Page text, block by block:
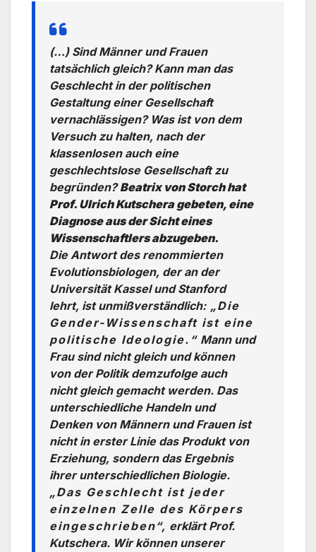
(…) Sind Männer und Frauen
tatsächlich gleich? Kann man das
Geschlecht in der politischen
Gestaltung einer Gesellschaft
vernachlässigen? Was ist von dem
Versuch zu halten, nach der
klassenlosen auch eine
geschlechtslose Gesellschaft zu
begründen?Beatrix von Storch hat
Prof. Ulrich Kutschera gebeten, eine
Diagnose aus der Sicht eines
Wissenschaftlers abzugeben.
Die Antwort des renommierten
Evolutionsbiologen, der an der
Universität Kassel und Stanford
lehrt, ist unmißverständlich:„Die
Gender-Wissenschaft ist eine
politische Ideologie.“ Mann und
Frau sind nicht gleich und können
von der Politik demzufolge auch
nicht gleich gemacht werden. Das
unterschiedliche Handeln und
Denken von Männern und Frauen ist
nicht in erster Linie das Produkt von
Erziehung, sondern das Ergebnis
ihrer unterschiedlichen Biologie.
„Das Geschlecht ist jeder
einzelnen Zelle des Körpers
eingeschrieben“, erklärt Prof.
Kutschera. Wir können unserer